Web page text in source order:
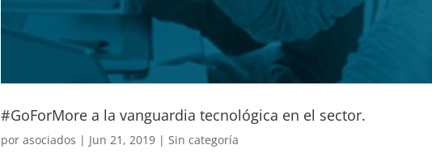
#GoForMore a la vanguardia tecnológica en el sector.
por asociados | Jun 21, 2019| Sin categoría